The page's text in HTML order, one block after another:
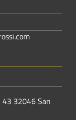
43 32046 San